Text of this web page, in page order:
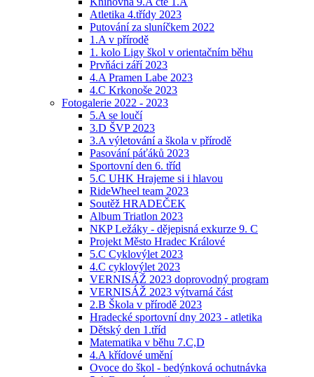
Atletika 4.třídy 2023
Putování za sluníčkem 2022
1.A v přírodě
1. kolo Ligy škol v orientačním běhu
Prvňáci září 2023
4.A Pramen Labe 2023
4.C Krkonoše 2023
Fotogalerie 2022 - 2023
5.A se loučí
3.D ŠVP 2023
3.A výletování a škola v přírodě
Pasování páťáků 2023
Sportovní den 6. tříd
5.C UHK Hrajeme si i hlavou
RideWheel team 2023
Soutěž HRADEČEK
Album Triatlon 2023
NKP Ležáky - dějepisná exkurze 9. C
Projekt Město Hradec Králové
5.C Cyklovýlet 2023
4.C cyklovýlet 2023
VERNISÁŽ 2023 doprovodný program
VERNISÁŽ 2023 výtvarná část
2.B Škola v přírodě 2023
Hradecké sportovní dny 2023 - atletika
Dětský den 1.tříd
Matematika v běhu 7.C,D
4.A křídové umění
Ovoce do škol - bedýnková ochutnávka